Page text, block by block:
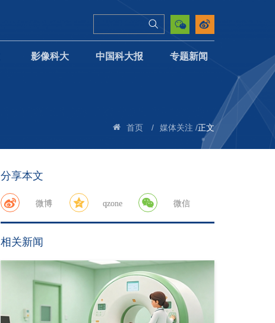
影像科大 中国科大报 专题新闻
首页 / 媒体关注 /正文
分享本文
微博 qzone 微信
相关新闻